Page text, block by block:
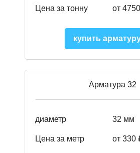
Цена за тонну от
купить
Арматура 32
диаметр 32 мм
Цена за метр от 330